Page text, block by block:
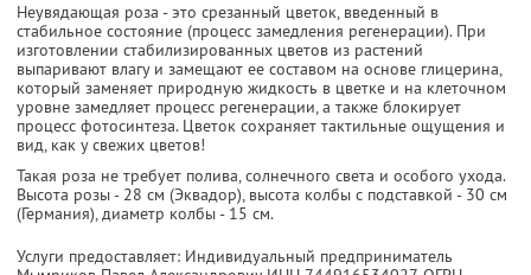
Неувядающая роза - это срезанный цветок, введенный в
стабильное состояние (процесс замедления регенерации). При
изготовлении стабилизированных цветов из растений
выпаривают влагу и замещают ее составом на основе глицерина,
который заменяет природную жидкость в цветке и на клеточном
уровне замедляет процесс регенерации, а также блокирует
процесс фотосинтеза. Цветок сохраняет тактильные ощущения и
вид, как у свежих цветов!
Такая роза не требует полива, солнечного света и особого ухода.
Высота розы - 28 см (Эквадор), высота колбы с подставкой - 30 см
(Германия), диаметр колбы - 15 см.
Услуги предоставляет: Индивидуальный предприниматель